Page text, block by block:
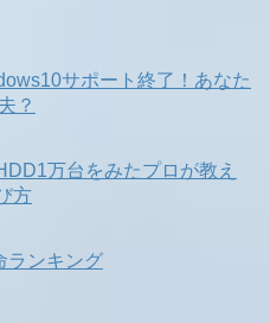
サポート終了！あなた
？
万台をみたプロが教え
方
ランキング